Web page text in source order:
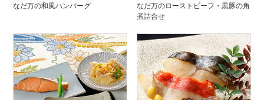
なだ万の和風ハンバーグ
なだ万のローストビーフ・黒豚の角
煮詰合せ